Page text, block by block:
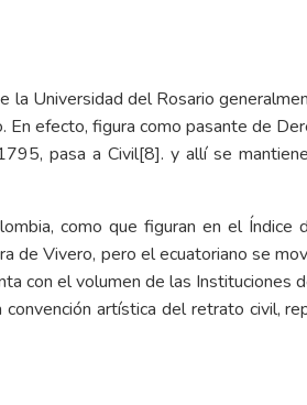
Universidad del Rosario
efecto, figura como pasante de
pasa a Civil[8]. y allí se
como que figuran en el Índice
de Vivero, pero el ecuatoriano se
con el volumen de las Instituciones
artística del retrato civil,